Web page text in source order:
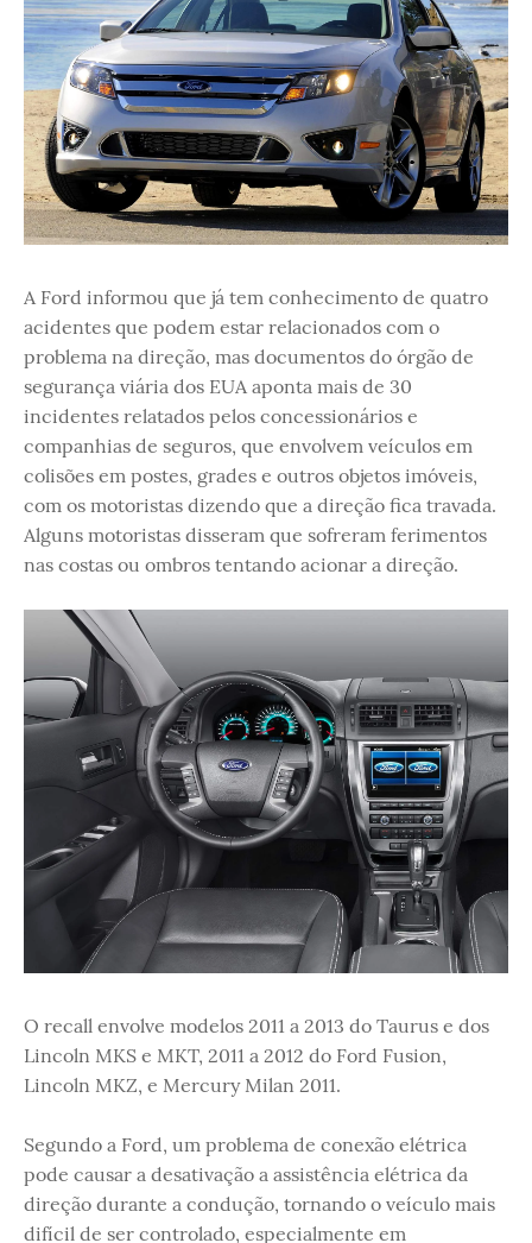
A Ford informou que já tem conhecimento de quatro
acidentes que podem estar relacionados com o
problema na direção, mas documentos do órgão de
segurança viária dos EUA aponta mais de 30
incidentes relatados pelos concessionários e
companhias de seguros, que envolvem veículos em
colisões em postes, grades e outros objetos imóveis,
com os motoristas dizendo que a direção fica travada.
Alguns motoristas disseram que sofreram ferimentos
nas costas ou ombros tentando acionar a direção.
O recall envolve modelos 2011 a 2013 do Taurus e dos
Lincoln MKS e MKT, 2011 a 2012 do Ford Fusion,
Lincoln MKZ, e Mercury Milan 2011.
Segundo a Ford, um problema de conexão elétrica
pode causar a desativação a assistência elétrica da
direção durante a condução, tornando o veículo mais
difícil de ser controlado, especialmente em